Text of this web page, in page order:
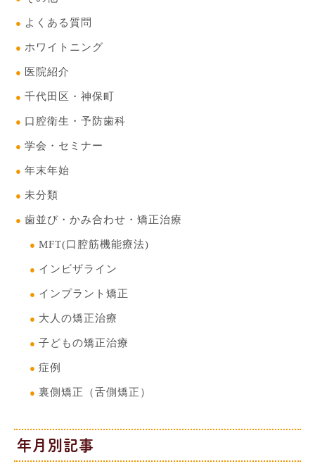
よくある質問
ホワイトニング
医院紹介
千代田区・神保町
口腔衛生・予防歯科
学会・セミナー
年末年始
未分類
歯並び・かみ合わせ・矯正治療
MFT(口腔筋機能療法)
インビザライン
インプラント矯正
大人の矯正治療
子どもの矯正治療
症例
裏側矯正（舌側矯正）
年月別記事